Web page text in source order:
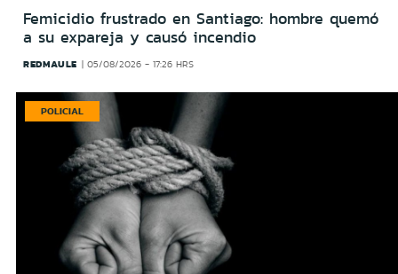
Femicidio frustrado en Santiago: hombre quemó
a su expareja y causó incendio
REDMAULE 05/08/2026 - 17:26 HRS
POLICIAL